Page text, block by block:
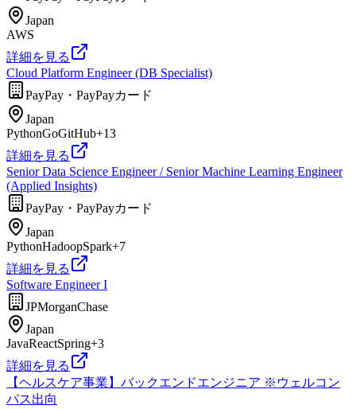
Japan
AWS
詳細を見る
Cloud Platform Engineer (DB Specialist)
PayPay・PayPayカード
Japan
PythonGoGitHub+13
詳細を見る
Senior Data Science Engineer / Senior Machine Learning Engineer
(Applied Insights)
PayPay・PayPayカード
Japan
PythonHadoopSpark+7
詳細を見る
Software Engineer I
JPMorganChase
Japan
JavaReactSpring+3
詳細を見る
【ヘルスケア事業】バックエンドエンジニア ※ウェルコン
パス出向